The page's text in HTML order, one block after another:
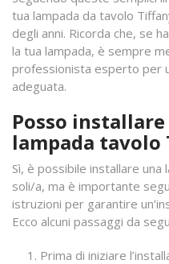
tua lampada da tavolo
degli anni. Ricorda che, se
la tua lampada, è sempre
professionista esperto per
adeguata.
Posso
lampada tavolo
Sì, è possibile installare
soli/a, ma è importante
istruzioni per garantire
Ecco alcuni passaggi da
Prima di iniziare